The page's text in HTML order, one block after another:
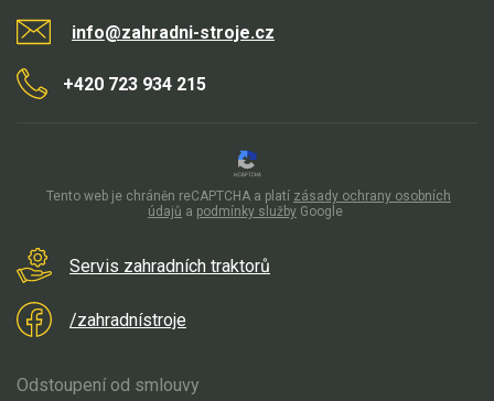
info@zahradni-stroje.cz
+420 723 934 215
Servis zahradních traktorů
/zahradnístroje
Odstoupení od smlouvy
Tento web je chráněn reCAPTCHA a platí zásady ochrany osobních
údajů a podmínky služby Google